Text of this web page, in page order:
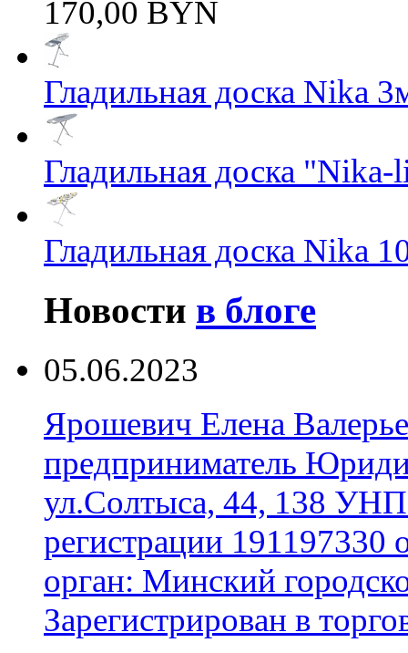
170,00 BYN
Гладильная доска Nika
Гладильная доска
Гладильная доска Nika
Новости в блоге
05.06.2023
Ярошевич Елена
предприниматель
ул.Солтыса, 44, 138 УНП
регистрации
орган: Минский
Зарегистрирован в